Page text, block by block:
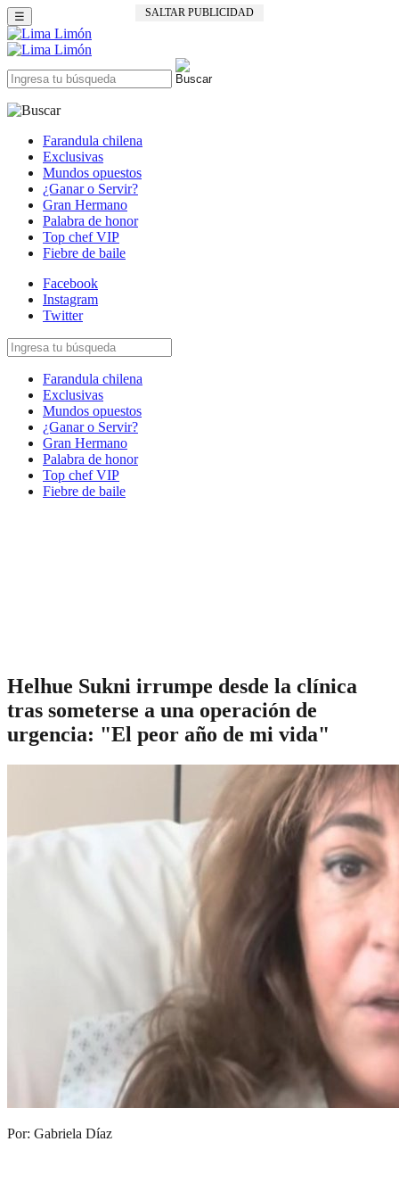
SALTAR PUBLICIDAD
☰
Farandula chilena
Exclusivas
Mundos opuestos
¿Ganar o Servir?
Gran Hermano
Palabra de honor
Top chef VIP
Fiebre de baile
Facebook
Instagram
Twitter
Farandula chilena
Exclusivas
Mundos opuestos
¿Ganar o Servir?
Gran Hermano
Palabra de honor
Top chef VIP
Fiebre de baile
Helhue Sukni irrumpe desde la clínica
tras someterse a una operación de
urgencia: "El peor año de mi vida"
Por: Gabriela Díaz